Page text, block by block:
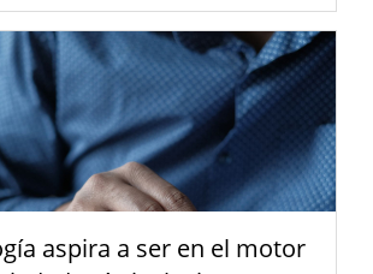
aspira a ser en el motor